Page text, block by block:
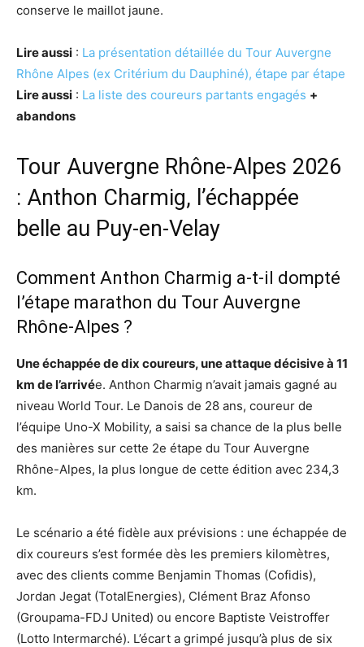
conserve le maillot jaune.
Lire aussi : La présentation détaillée du Tour Auvergne
Rhône Alpes (ex Critérium du Dauphiné), étape par étape
Lire aussi : La liste des coureurs partants engagés +
abandons
Tour Auvergne Rhône-Alpes 2026
: Anthon Charmig, l’échappée
belle au Puy-en-Velay
Comment Anthon Charmig a-t-il dompté
l’étape marathon du Tour Auvergne
Rhône-Alpes ?
Une échappée de dix coureurs, une attaque décisive à 11
km de l’arrivée. Anthon Charmig n’avait jamais gagné au
niveau World Tour. Le Danois de 28 ans, coureur de
l’équipe Uno-X Mobility, a saisi sa chance de la plus belle
des manières sur cette 2e étape du Tour Auvergne
Rhône-Alpes, la plus longue de cette édition avec 234,3
km.
Le scénario a été fidèle aux prévisions : une échappée de
dix coureurs s’est formée dès les premiers kilomètres,
avec des clients comme Benjamin Thomas (Cofidis),
Jordan Jegat (TotalEnergies), Clément Braz Afonso
(Groupama-FDJ United) ou encore Baptiste Veistroffer
(Lotto Intermarché). L’écart a grimpé jusqu’à plus de six